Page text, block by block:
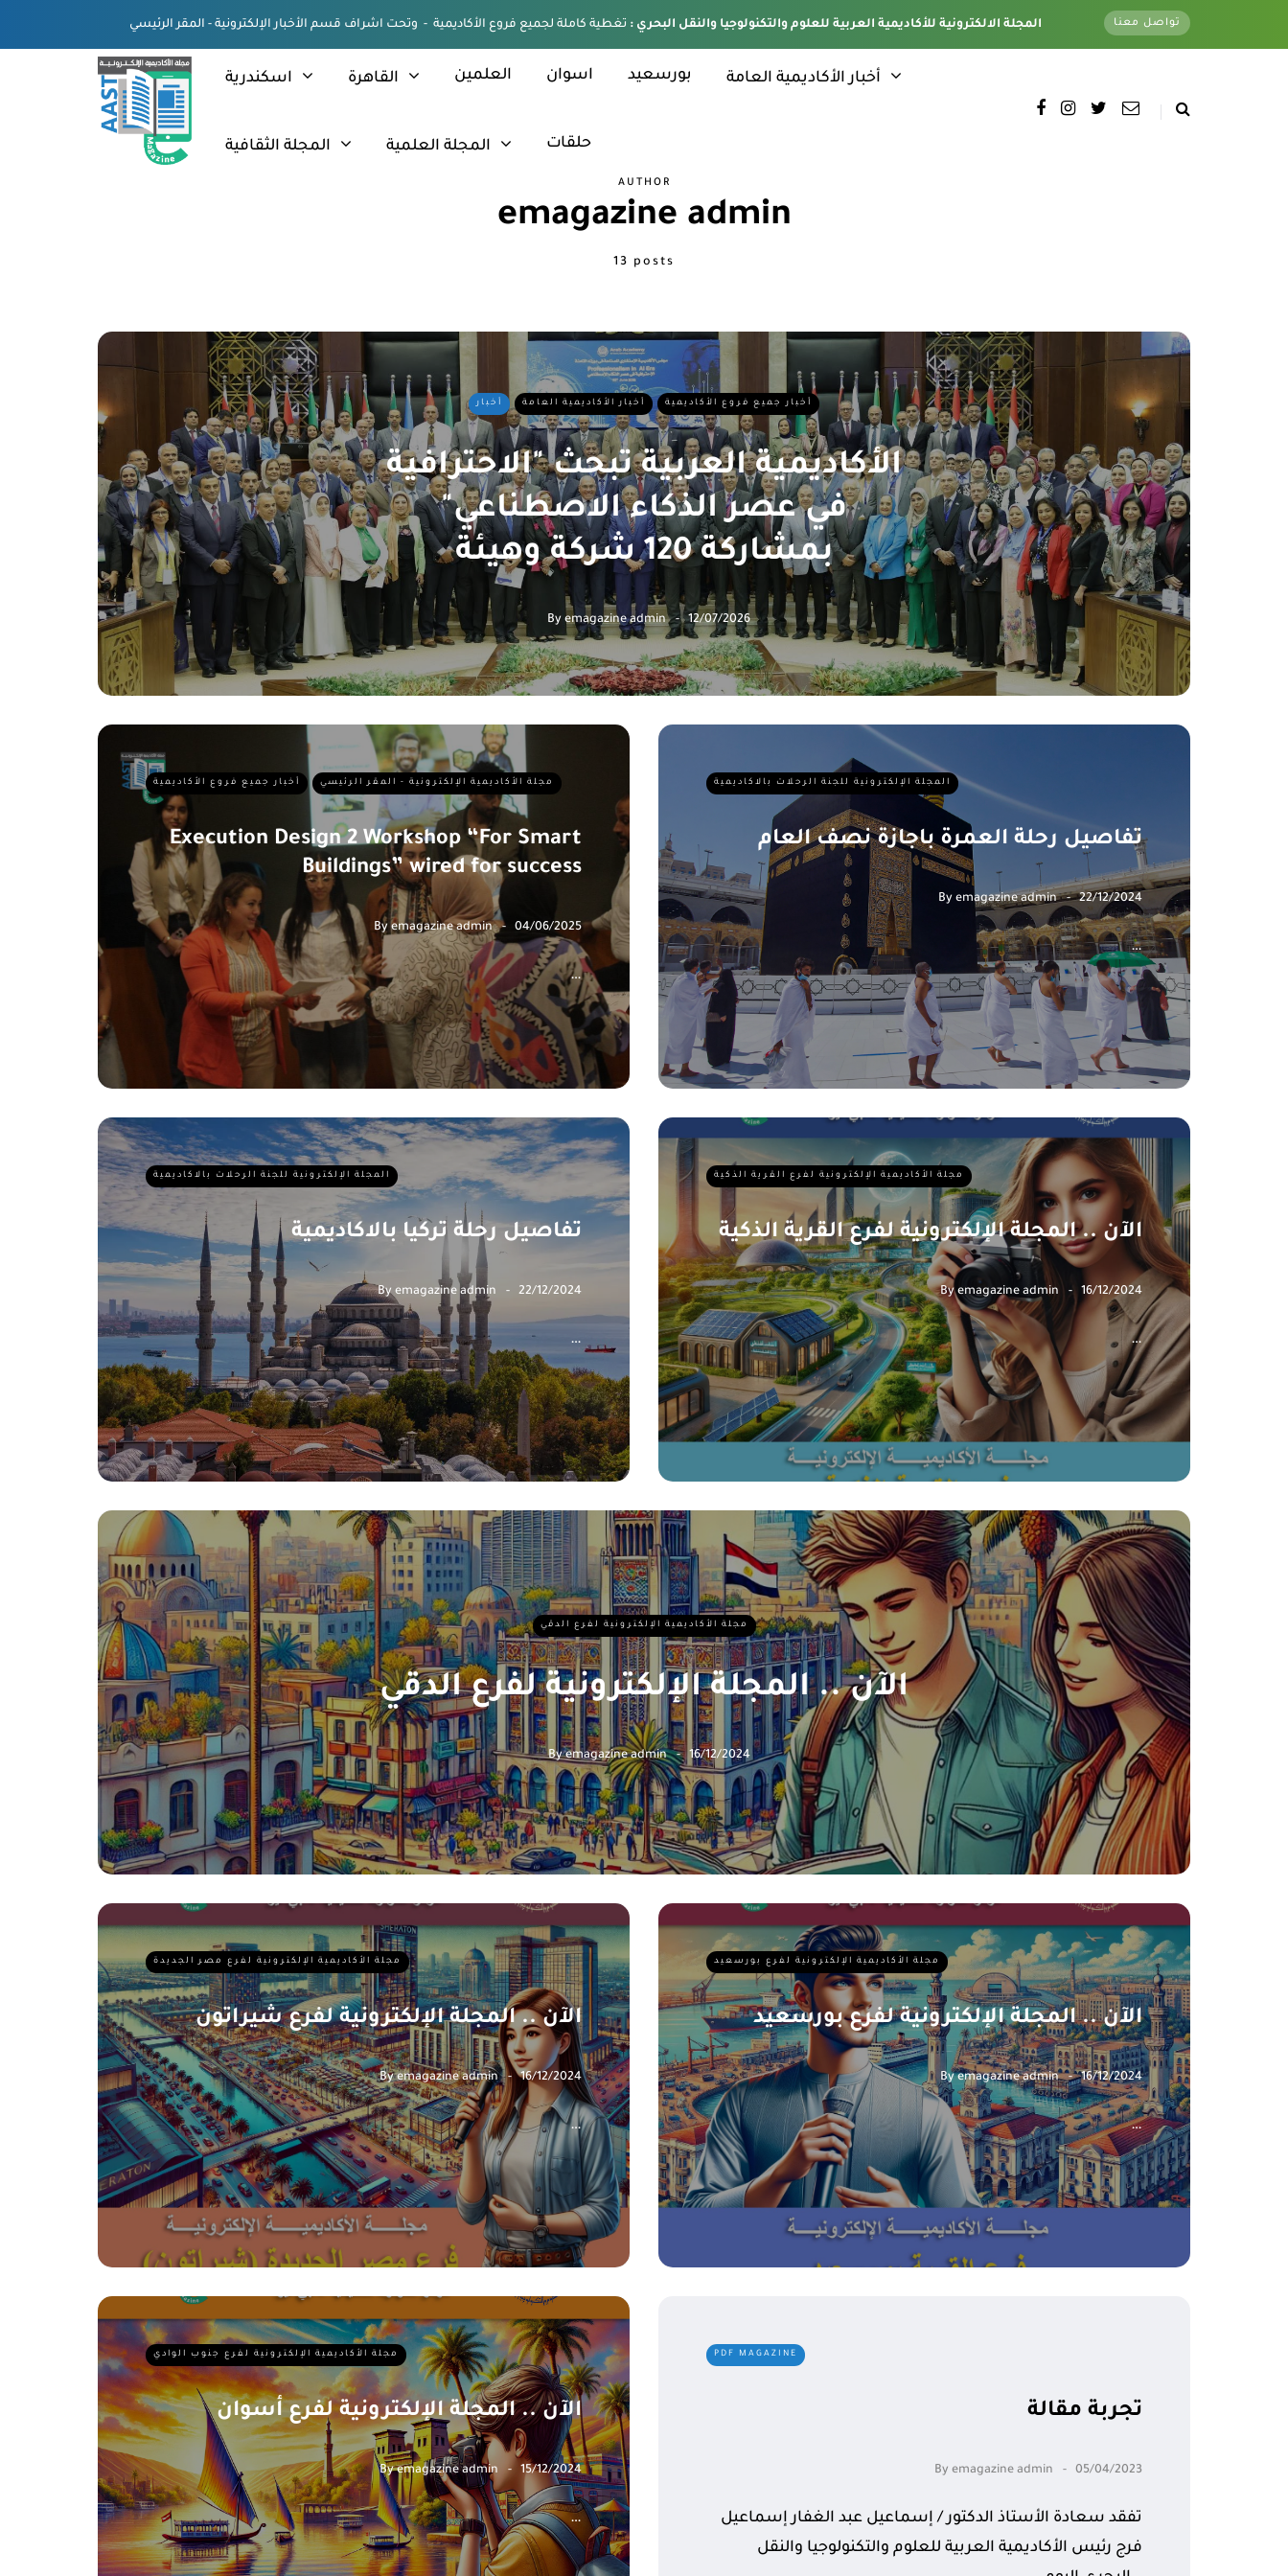
المجلة الالكترونية للأكاديمية العربية للعلوم والتكنولوجيا والنقل البحري : تواصل معنا
اسكندرية القاهرة العلمين اسوان بورسعيد أخبار الأكاديمية العامة
المجلة الثقافية المجلة العلمية حلقات
AUTHOR
emagazine admin
13 posts
أخبار أخبار الأكاديمية العامة أخبار جميع فروع الأكاديمية
الأكاديمية العربية تبحث "الاحترافية
في عصر الذكاء الاصطناعي"
بمشاركة 120 شركة وهيئة
By emagazine admin 12/07/2026
أخبار جميع فروع الأكاديمية مجلة الأكاديمية الإلكترونية - المقر الرئيسي
Execution Design 2 Workshop “For Smart
Buildings” wired for success
By emagazine admin 04/06/2025
…
المجلة الإلكترونية للجنة الرحلات بالاكاديمية
تفاصيل رحلة العمرة باجازة نصف العام
By emagazine admin 22/12/2024
…
المجلة الإلكترونية للجنة الرحلات بالاكاديمية
تفاصيل رحلة تركيا بالاكاديمية
Byemagazine admin 22/12/2024
…
مجلة الأكاديمية الإلكترونية لفرع القرية الذكية
الآن .. المجلة الإلكترونية لفرع القرية الذكية
Byemagazine admin 16/12/2024
…
مجلة الأكاديمية الإلكترونية لفرع الدقي
الآن .. المجلة الإلكترونية لفرع الدقي
Byemagazine admin 16/12/2024
مجلة الأكاديمية الإلكترونية لفرع مصر الجديدة
الآن .. المجلة الإلكترونية لفرع شيراتون
Byemagazine admin 16/12/2024
…
مجلة الأكاديمية الإلكترونية لفرع بورسعيد
الآن .. المجلة الإلكترونية لفرع بورسعيد
Byemagazine admin 16/12/2024
…
مجلة الأكاديمية الإلكترونية لفرع جنوب الوادي
الآن .. المجلة الإلكترونية لفرع أسوان
Byemagazine admin 15/12/2024
…
PDF MAGAZINE
تجربة مقالة
By emagazine admin 05/04/2023
تفقد سعادة الأستاذ الدكتور / إسماعيل عبد الغفار إسماعيل
فرج رئيس الأكاديمية العربية للعلوم والتكنولوجيا والنقل